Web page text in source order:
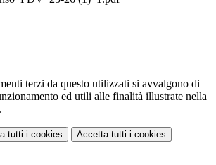
terzi da questo utilizzati si avvalgono di
ed utili alle finalità illustrate nella
.
tutti i cookies Accetta tutti i cookies